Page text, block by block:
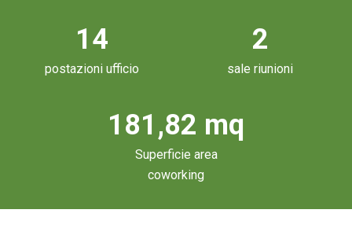
14
postazioni ufficio
2
sale riunioni
181,82 mq
Superficie area
coworking